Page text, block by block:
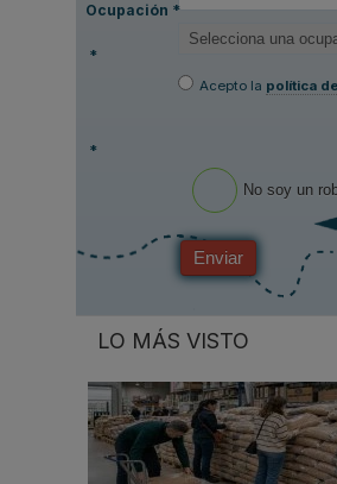
Ocupación *
*
Acepto la política
*
No soy un
Enviar
LO MÁS VISTO